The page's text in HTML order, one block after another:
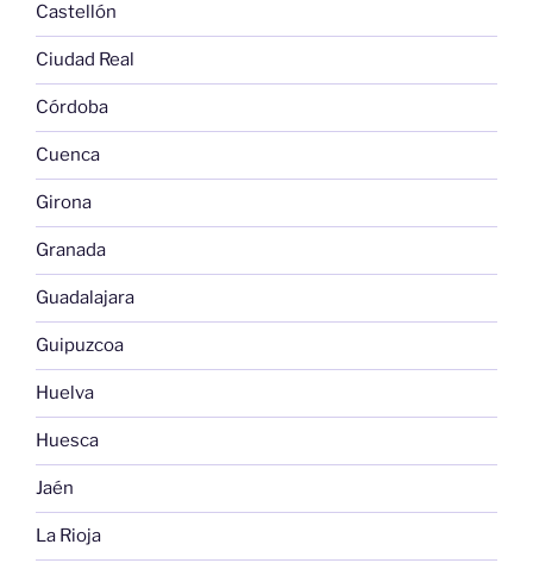
Castellón
Ciudad Real
Córdoba
Cuenca
Girona
Granada
Guadalajara
Guipuzcoa
Huelva
Huesca
Jaén
La Rioja